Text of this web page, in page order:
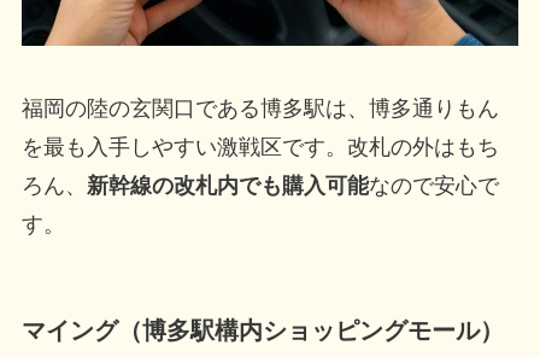
福岡の陸の玄関口である博多駅は、博多通りもん
を最も入手しやすい激戦区です。改札の外はもち
ろん、 新幹線の改札内でも購入可能なので安心で
す。
マイング（博多駅構内ショッピングモール）